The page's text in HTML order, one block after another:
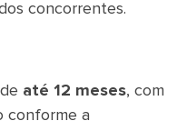
concorrentes.
até 12 meses, com
conforme a